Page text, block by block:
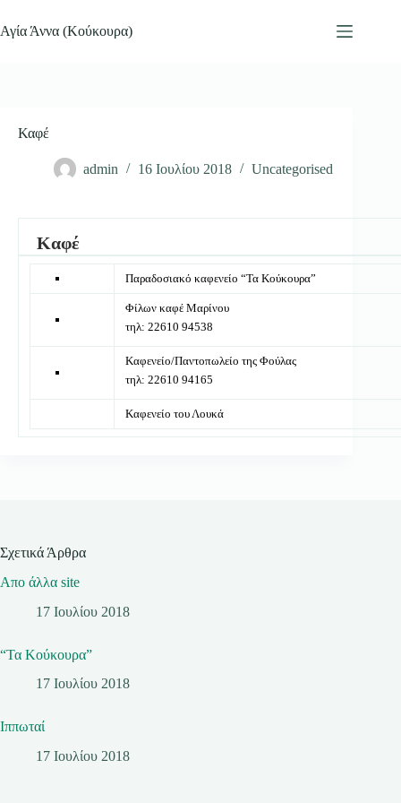
στο
περιεχόμενο
Αγία Άννα (Κούκουρα)
Καφέ
admin 16 Ιουλίου 2018 Uncategorised
Καφέ
Παραδοσιακό καφενείο “Τα Κούκουρα”
Φίλων καφέ Μαρίνου
τηλ: 22610 94538
Καφενείο/Παντοπωλείο της Φούλας
τηλ: 22610 94165
Καφενείο του Λουκά
Σχετικά Άρθρα
Απο άλλα site
17 Ιουλίου 2018
“Τα Κούκουρα”
17 Ιουλίου 2018
Ιππωταί
17 Ιουλίου 2018